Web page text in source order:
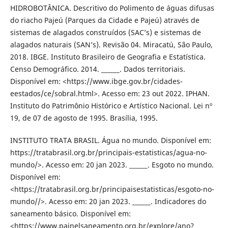
HIDROBOTÂNICA. Descritivo do Polimento de águas difusas
do riacho Pajeú (Parques da Cidade e Pajeú) através de
sistemas de alagados construídos (SAC’s) e sistemas de
alagados naturais (SAN’s). Revisão 04. Miracatú, São Paulo,
2018. IBGE. Instituto Brasileiro de Geografia e Estatística.
Censo Demográfico. 2014. ______. Dados territoriais.
Disponível em: <https://www.ibge.gov.br/cidades-
eestados/ce/sobral.html>. Acesso em: 23 out 2022. IPHAN.
Instituto do Patrimônio Histórico e Artístico Nacional. Lei nº
19, de 07 de agosto de 1995. Brasília, 1995.
INSTITUTO TRATA BRASIL. Água no mundo. Disponível em:
https://tratabrasil.org.br/principais-estatisticas/agua-no-
mundo/>. Acesso em: 20 jan 2023. ______. Esgoto no mundo.
Disponível em:
<https://tratabrasil.org.br/principaisestatisticas/esgoto-no-
mundo//>. Acesso em: 20 jan 2023. ______. Indicadores do
saneamento básico. Disponível em:
<https://www.painelsaneamento.org.br/explore/ano?